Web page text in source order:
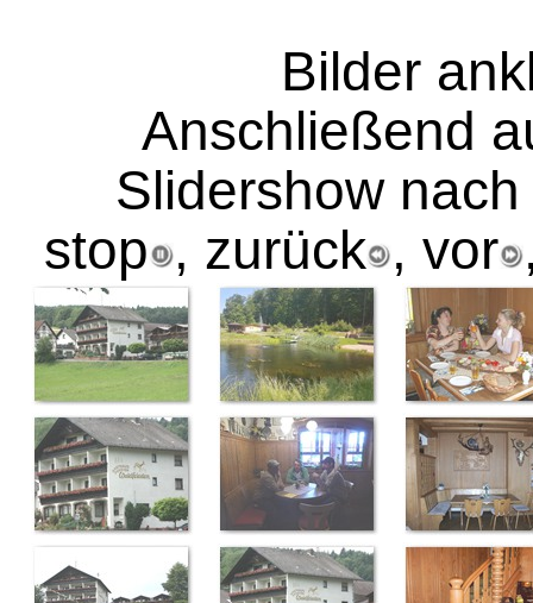
Bilder
Anschließend
Slidershow
stop , zurück , vor